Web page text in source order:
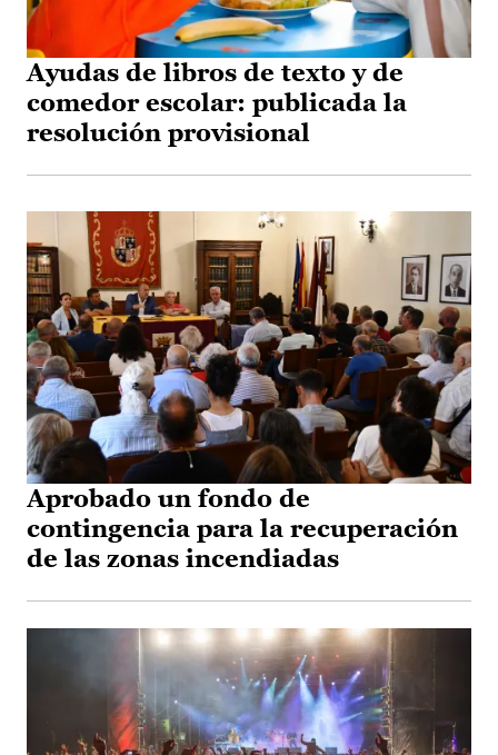
Ayudas de libros de texto y de
comedor escolar: publicada la
resolución provisional
Aprobado un fondo de
contingencia para la recuperación
de las zonas incendiadas